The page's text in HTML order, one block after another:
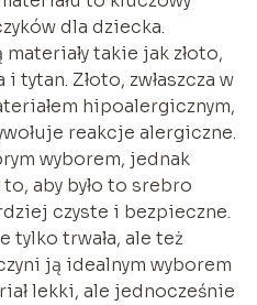
dla dziecka.
takie jak złoto,
Złoto, zwłaszcza w
hipoalergicznym,
reakcje alergiczne.
wyborem, jednak
aby było to srebro
czyste i bezpieczne.
trwała, ale też
ją idealnym wyborem
lekki, ale jednocześnie